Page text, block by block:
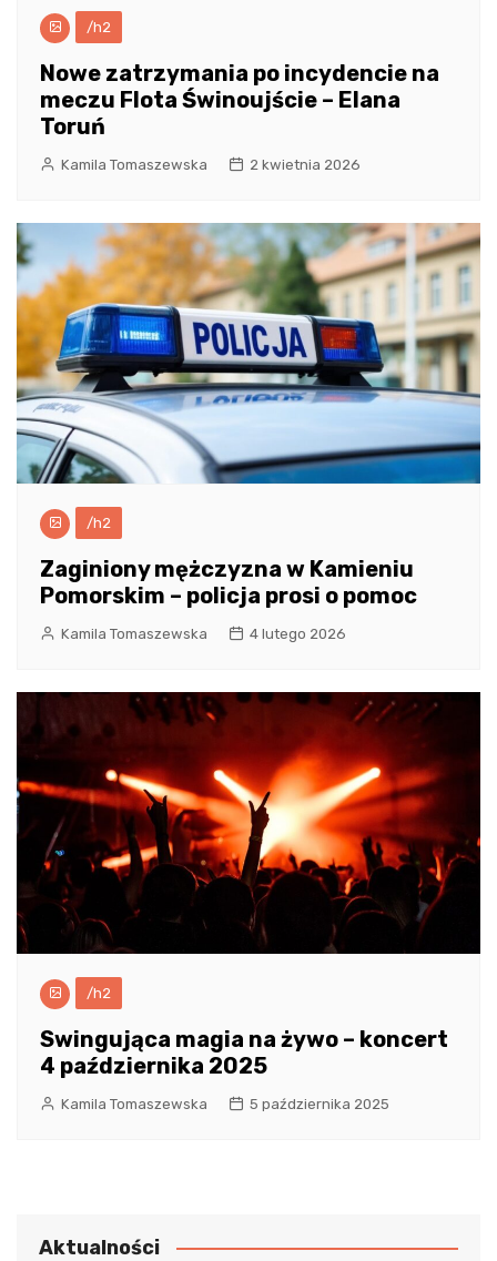
/h2
Nowe zatrzymania po incydencie na
meczu Flota Świnoujście – Elana
Toruń
Kamila Tomaszewska 2 kwietnia 2026
/h2
Zaginiony mężczyzna w Kamieniu
Pomorskim – policja prosi o pomoc
Kamila Tomaszewska 4 lutego 2026
/h2
Swingująca magia na żywo – koncert
4 października 2025
Kamila Tomaszewska 5 października 2025
Aktualności